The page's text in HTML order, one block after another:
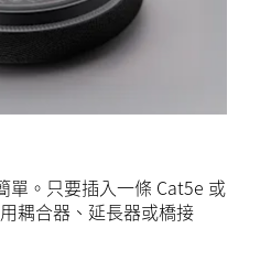
單。只要插入一條 Cat5e 或
耦合器、延長器或橋接